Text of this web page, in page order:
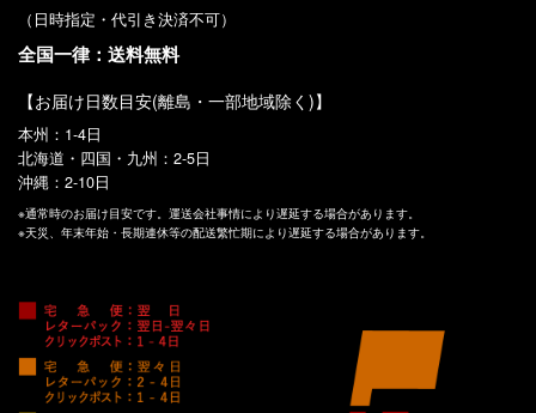
（日時指定・代引き決済不可）
全国一律：送料無料
【お届け日数目安(離島・一部地域除く)】
本州：1-4日
北海道・四国・九州：2-5日
沖縄：2-10日
※通常時のお届け目安です。運送会社事情により遅延する場合があります。
※天災、年末年始・長期連休等の配送繁忙期により遅延する場合があります。